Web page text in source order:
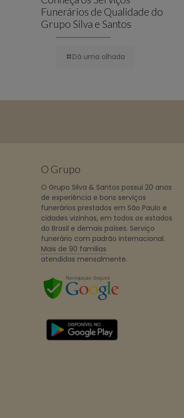
Funerários de Qualidade do
Grupo Silva e Santos
Dá uma olhada
O Grupo
O Grupo Silva & Santos possui 20 anos
de experiência e bons serviços
funerários prestados em São Paulo e
cidades vizinhas, em todos os estados
do Brasil e demais países. Serviço
funerário com padrão internacional.
Mais de 90 familias
atendidas mensalmente.